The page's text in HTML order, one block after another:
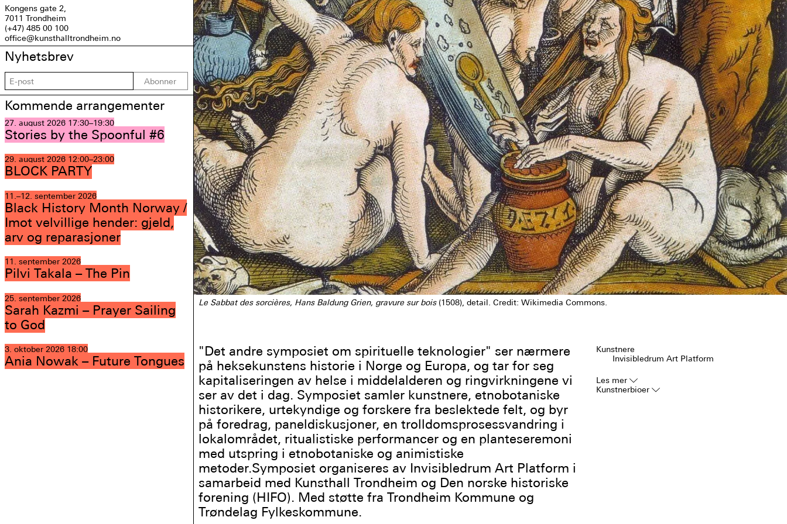
Kongens gate 2,
7011 Trondheim
(+47) 485 00 100
office@kunsthalltrondheim.no
Nyhetsbrev
Abonner
Kommende arrangementer
27. august 2026 17:30–19:30
Stories by the Spoonful #6
29. august 2026 12:00–23:00
BLOCK PARTY
11.–12. september 2026
Black History Month Norway /
Imot velvillige hender: gjeld,
arv og reparasjoner
11. september 2026
Pilvi Takala – The Pin
25. september 2026
Sarah Kazmi – Prayer Sailing
to God
3. oktober 2026 18:00
Ania Nowak – Future Tongues
Le Sabbat des sorcières, Hans Baldung Grien, gravure sur bois (1508), detail. Credit: Wikimedia Commons.
"Det andre symposiet om spirituelle teknologier" ser nærmere
på heksekunstens historie i Norge og Europa, og tar for seg
kapitaliseringen av helse i middelalderen og ringvirkningene vi
ser av det i dag. Symposiet samler kunstnere, etnobotaniske
historikere, urtekyndige og forskere fra beslektede felt, og byr
på foredrag, paneldiskusjoner, en trolldomsprosessvandring i
lokalområdet, ritualistiske performancer og en planteseremoni
med utspring i etnobotaniske og animistiske
metoder.Symposiet organiseres av Invisibledrum Art Platform i
samarbeid med Kunsthall Trondheim og Den norske historiske
forening (HIFO). Med støtte fra Trondheim Kommune og
Trøndelag Fylkeskommune.
Kunstnere
Invisibledrum Art Platform
Les mer▿
Kunstnerbioer▿